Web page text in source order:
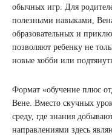
обычных игр. Для
полезными навыками,
образовательных и
позволяют ребенку не
новые хобби или
Формат «обучение плюс
Вене. Вместо скучных
среду, где знания
направлениями здесь